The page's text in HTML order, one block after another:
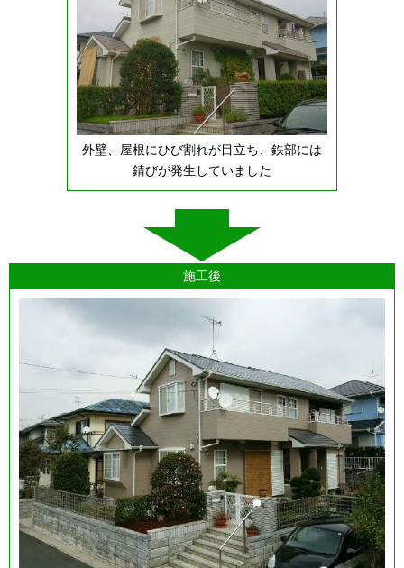
外壁、屋根にひび割れが目立ち、鉄部には
錆びが発生していました
施工後